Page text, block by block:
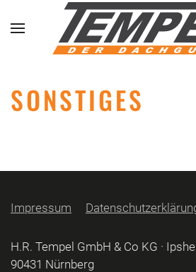
Skip to main content
SONSTIGES
Impressum
H.R. Tempel GmbH & Co KG ·
90431 Nürnberg